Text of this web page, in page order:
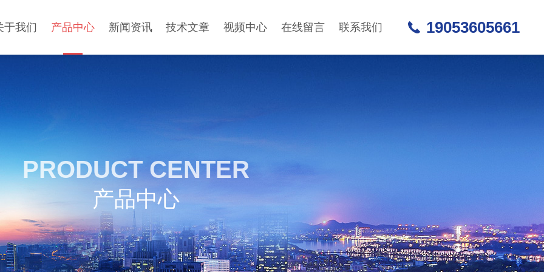
于我们 产品中心 新闻资讯 技术文章 视频中心 在线留言 联系我们 19053605661
PRODUCT CENTER
产品中心